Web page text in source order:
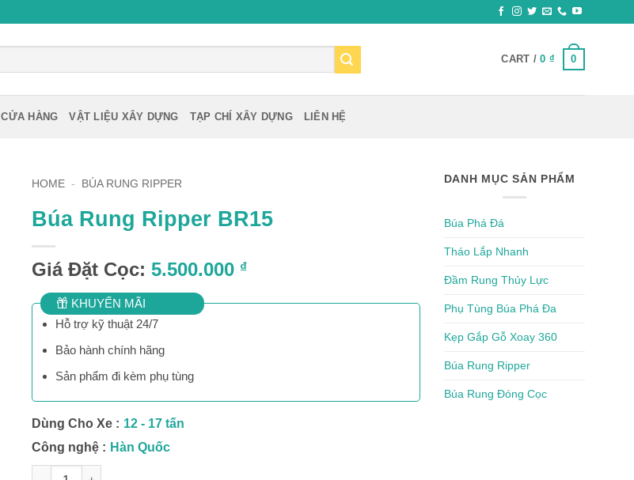
CART /0 ₫ 0
CỬA HÀNG VẬT LIỆU XÂY DỰNG TẠP CHÍ XÂY DỰNG LIÊN HỆ
HOME - BÚA RUNG RIPPER
Búa Rung Ripper BR15
Giá Đặt Cọc: 5.500.000 ₫
KHUYẾN MÃI
Hỗ trợ kỹ thuật 24/7
Bảo hành chính hãng
Sản phẩm đi kèm phụ tùng
Dùng Cho Xe : 12 - 17 tấn
Công nghệ : Hàn Quốc
Búa Rung Ripper BR15 quantity
DANH MỤC SẢN PHẨM
Búa Phá Đá
Tháo Lắp Nhanh
Đầm Rung Thủy Lực
Phụ Tùng Búa Phá Đa
Kẹp Gắp Gỗ Xoay 360
Búa Rung Ripper
Búa Rung Đóng Cọc